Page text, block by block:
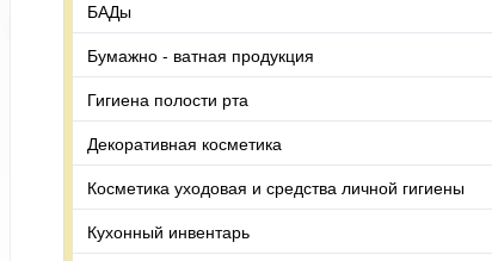
БАДы
Бумажно - ватная продукция
Гигиена полости рта
Декоративная косметика
Косметика уходовая и средства личной гигиены
Кухонный инвентарь